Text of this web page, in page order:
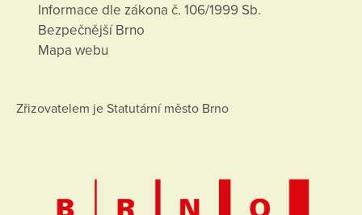
Informace dle zákona č. 106/1999 Sb.
Bezpečnější Brno
Mapa webu
Zřizovatelem je Statutární město Brno